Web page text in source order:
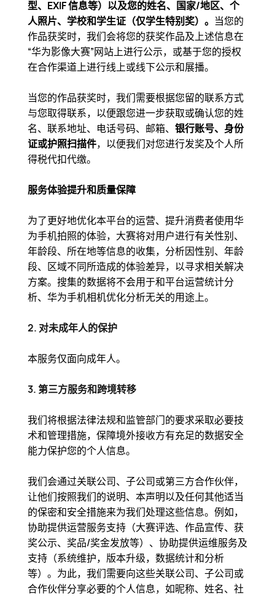
型、EXIF 信息等）以及您的姓名、国家/地区、个
人照片、学校和学生证（仅学生特别奖）。 当您的
作品获奖时，我们会将您的获奖作品及上述信息在
“华为影像大赛”网站上进行公示，或基于您的授权
在合作渠道上进行线上或线下公示和展播。
当您的作品获奖时，我们需要根据您留的联系方式
与您取得联系，以便跟您进一步获取或确认您的姓
名、联系地址、电话号码、邮箱、 银行账号、身份
证或护照扫描件，以便我们对您进行发奖及个人所
得税代扣代缴。
服务体验提升和质量保障
为了更好地优化本平台的运营、提升消费者使用华
为手机拍照的体验，大赛将对用户进行有关性别、
年龄段、所在地等信息的收集，分析因性别、年龄
段、区域不同所造成的体验差异，以寻求相关解决
方案。搜集的数据将不会用于和平台运营统计分
析、华为手机相机优化分析无关的用途上。
2. 对未成年人的保护
本服务仅面向成年人。
3. 第三方服务和跨境转移
我们将根据法律法规和监管部门的要求采取必要技
术和管理措施，保障境外接收方有充足的数据安全
能力保护您的个人信息。
我们会通过关联公司、子公司或第三方合作伙伴，
让他们按照我们的说明、本声明以及任何其他适当
的保密和安全措施来为我们处理这些信息。例如，
协助提供运营服务支持（大赛评选、作品宣传、获
奖公示、奖品/奖金发放等）、协助提供运维服务及
支持（系统维护，版本升级，数据统计和分析
等）。为此，我们需要向这些关联公司、子公司或
合作伙伴分享必要的个人信息，如昵称、姓名、社